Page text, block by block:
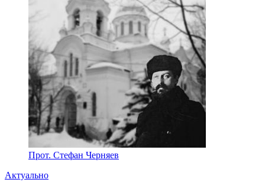
Прот. Стефан Черняев
Актуально